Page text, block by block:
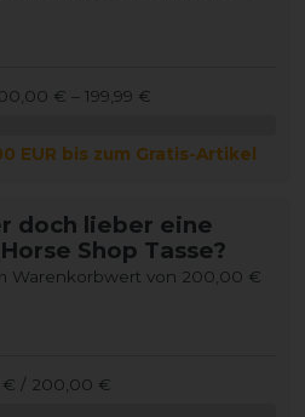
€ – 199,99 €
EUR bis zum Gratis-Artikel
doch lieber eine
Shop Tasse?
Warenkorbwert von 200,00 €
/ 200,00 €